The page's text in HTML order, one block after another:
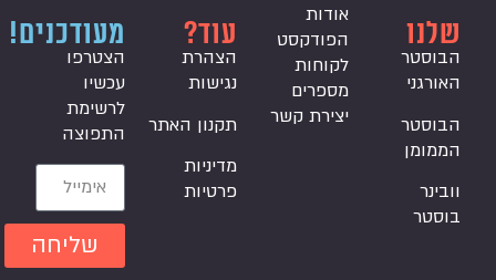
שלנו
הבוסטר
האורגני
הבוסטר
הממומן
וובינר
בוסטר
אודות
הפודקסט
לקוחות
מספרים
יצירת קשר
עוד?
הצהרת
נגישות
תקנון האתר
מדיניות
פרטיות
מעודכנים!
הצטרפו
עכשיו
לרשימת
התפוצה
שליחה